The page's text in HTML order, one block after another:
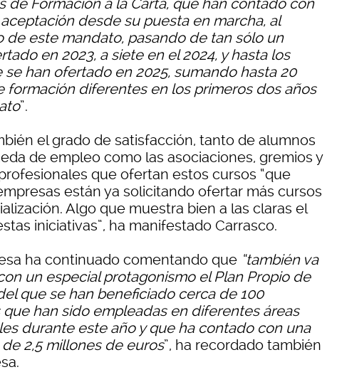
de Formación a la Carta, que han contado con
desde su puesta en marcha, al
de este mandato, pasando de tan sólo un
en 2023, a siete en el 2024, y hasta los
se han ofertado en 2025, sumando hasta 20
formación diferentes en los primeros dos años
”.
el grado de satisfacción, tanto de alumnos
de empleo como las asociaciones, gremios y
que ofertan estos cursos “que
están ya solicitando ofertar más cursos
Algo que muestra bien a las claras el
iniciativas”, ha manifestado Carrasco.
ha continuado comentando que “también va
un especial protagonismo el Plan Propio de
que se han beneficiado cerca de 100
que han sido empleadas en diferentes áreas
durante este año y que ha contado con una
2,5 millones de euros”, ha recordado también